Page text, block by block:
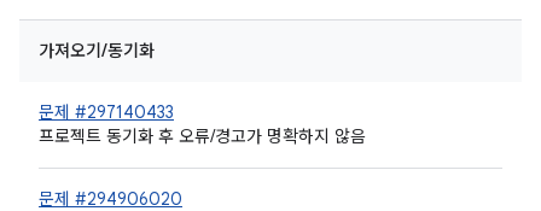
가져오기/동기화
문제 #297140433
프로젝트 동기화 후 오류/경고가 명확하지 않음
문제 #294906020